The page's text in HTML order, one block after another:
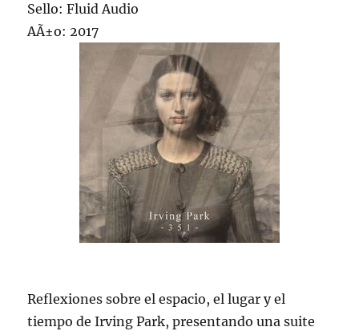
Sello: Fluid Audio
AÃ±o: 2017
Reflexiones sobre el espacio, el lugar y el
tiempo de Irving Park, presentando una suite